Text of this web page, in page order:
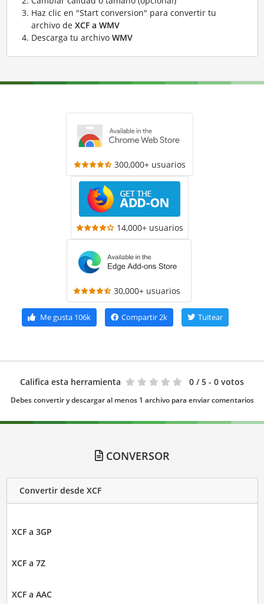
Haz clic en "Start conversion" para convertir tu
archivo de XCF a WMV
Descarga tu archivo WMV
300,000+ usuarios
14,000+ usuarios
30,000+ usuarios
Me gusta106k Compartir2k Tuitear
Califica esta herramienta 0 / 5 - 0 votos
Debes convertir y descargar al menos 1 archivo para enviar comentarios
CONVERSOR
Convertir desde XCF
XCF a 3GP
XCF a 7Z
XCF a AAC